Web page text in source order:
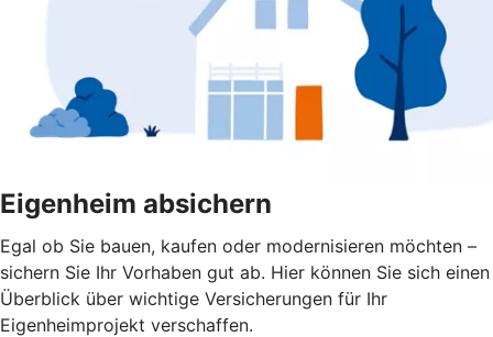
Eigenheim absichern
Egal ob Sie bauen, kaufen oder modernisieren möchten –
sichern Sie Ihr Vorhaben gut ab. Hier können Sie sich einen
Überblick über wichtige Versicherungen für Ihr
Eigenheimprojekt verschaffen.